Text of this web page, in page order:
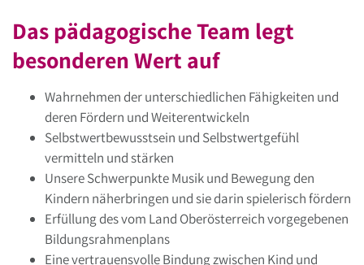
Das pädagogische Team legt
besonderen Wert auf
Wahrnehmen der unterschiedlichen Fähigkeiten und
deren Fördern und Weiterentwickeln
Selbstwertbewusstsein und Selbstwertgefühl
vermitteln und stärken
Unsere Schwerpunkte Musik und Bewegung den
Kindern näherbringen und sie darin spielerisch fördern
Erfüllung des vom Land Oberösterreich vorgegebenen
Bildungsrahmenplans
Eine vertrauensvolle Bindung zwischen Kind und